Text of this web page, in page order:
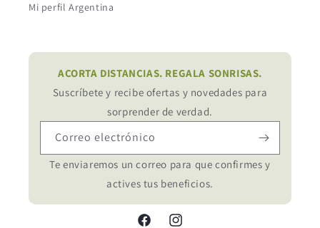
Mi perfil Argentina
ACORTA DISTANCIAS. REGALA SONRISAS.
Suscríbete y recibe ofertas y novedades para
sorprender de verdad.
Correo electrónico
Te enviaremos un correo para que confirmes y
actives tus beneficios.